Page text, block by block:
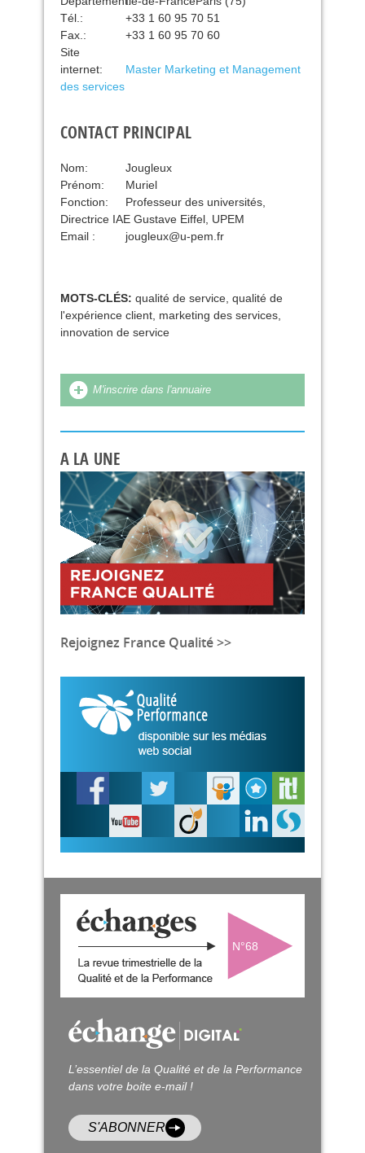
Tél.:
+33 1 60 95 70 51
Fax.:
+33 1 60 95 70 60
Site
internet:
Master Marketing et Management
des services
CONTACT PRINCIPAL
Nom:
Jougleux
Prénom:
Muriel
Fonction:
Professeur des universités,
Directrice IAE Gustave Eiffel, UPEM
Email :
jougleux@u-pem.fr
MOTS-CLÉS: qualité de service, qualité de
l'expérience client, marketing des services,
innovation de service
M'inscrire dans l'annuaire
A LA UNE
Rejoignez France Qualité >>
N°68
L’essentiel de la Qualité et de la Performance
dans votre boite e-mail !
S'ABONNER